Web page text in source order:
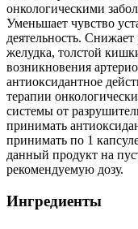
онкологическими
Уменьшает чувство
деятельность.
желудка, толстой
возникновения
антиоксидантное
терапии
системы от
принимать
принимать по 1
данный продукт на
рекомендуемую дозу.
Ингредиенты